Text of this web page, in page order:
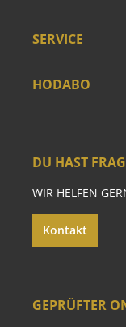
SERVICE
HODABO
DU HAST
WIR HELFEN
Kontakt
GEPRÜFTER